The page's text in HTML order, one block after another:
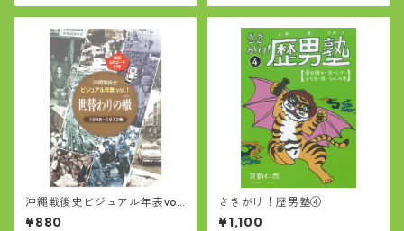
沖縄戦後史ビジュアル年表vol.
1 世替わりの轍
¥880
さきがけ！歴男塾④
¥1,100